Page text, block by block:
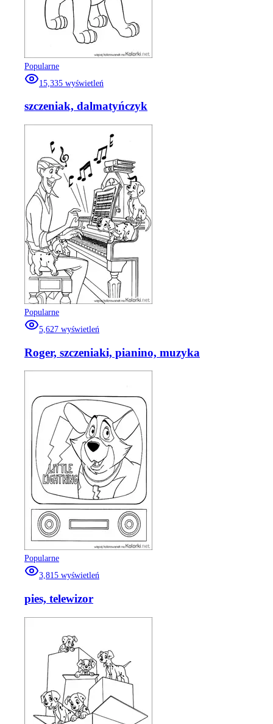
Popularne
15,335 wyświetleń
szczeniak, dalmatyńczyk
Popularne
5,627 wyświetleń
Roger, szczeniaki, pianino, muzyka
Popularne
3,815 wyświetleń
pies, telewizor